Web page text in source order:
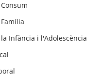
Infància i l'Adolescència